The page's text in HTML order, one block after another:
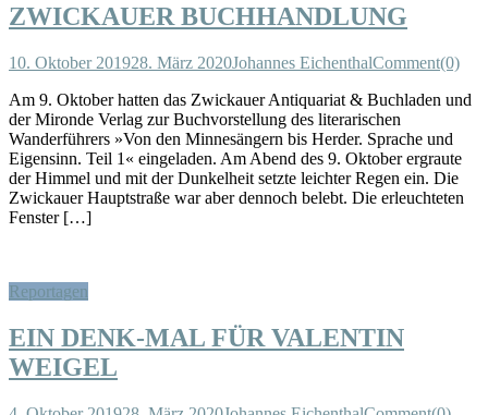
ZWICKAUER BUCHHANDLUNG
10. Oktober 201928. März 2020Johannes EichenthalComment(0)
Am 9. Oktober hatten das Zwickauer Antiquariat & Buchladen und
der Mironde Verlag zur Buchvorstellung des literarischen
Wanderführers »Von den Minnesängern bis Herder. Sprache und
Eigensinn. Teil 1« eingeladen. Am Abend des 9. Oktober ergraute
der Himmel und mit der Dunkelheit setzte leichter Regen ein. Die
Zwickauer Hauptstraße war aber dennoch belebt. Die erleuchteten
Fenster […]
Reportagen
EIN DENK-MAL FÜR VALENTIN
WEIGEL